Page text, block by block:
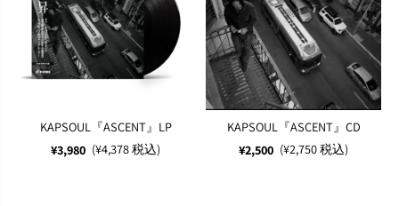
KAPSOUL『ASCENT』LP
¥3,980 (¥4,378 税込)
KAPSOUL『ASCENT』CD
¥2,500 (¥2,750 税込)